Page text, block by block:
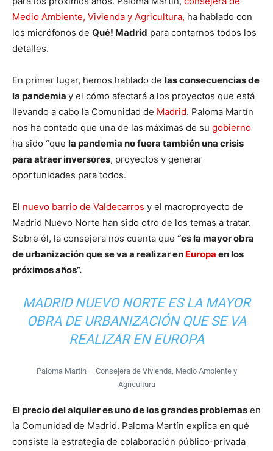
Medio Ambiente, Vivienda y Agricultura, ha hablado con
los micrófonos de Qué! Madrid para contarnos todos los
detalles.
En primer lugar, hemos hablado de las consecuencias de
la pandemia y el cómo afectará a los proyectos que está
llevando a cabo la Comunidad de Madrid. Paloma Martín
nos ha contado que una de las máximas de su gobierno
ha sido “que la pandemia no fuera también una crisis
para atraer inversores, proyectos y generar
oportunidades para todos.
El nuevo barrio de Valdecarros y el macroproyecto de
Madrid Nuevo Norte han sido otro de los temas a tratar.
Sobre él, la consejera nos cuenta que “es la mayor obra
de urbanización que se va a realizar en Europa en los
próximos años”.
MADRID NUEVO NORTE ES LA MAYOR
OBRA DE URBANIZACIÓN QUE SE VA
REALIZAR EN EUROPA
Paloma Martín – Consejera de Vivienda, Medio Ambiente y
Agricultura
El precio del alquiler es uno de los grandes problemas en
la Comunidad de Madrid. Paloma Martín explica en qué
consiste la estrategia de colaboración público-privada